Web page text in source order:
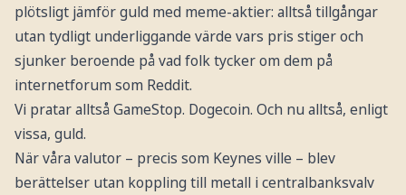
plötsligt jämför guld med meme-aktier: alltså tillgångar
utan tydligt underliggande värde vars pris stiger och
sjunker beroende på vad folk tycker om dem på
internetforum som Reddit.
Vi pratar alltså GameStop. Dogecoin. Och nu alltså, enligt
vissa, guld.
När våra valutor – precis som Keynes ville – blev
berättelser utan koppling till metall i centralbanksvalv